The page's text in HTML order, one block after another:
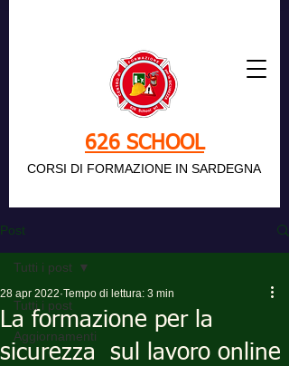
626 SCHOOL
CORSI DI FORMAZIONE IN SARDEGNA
Post
Tutti i post
Aggiornamenti
Tutti i post
La formazione per la
sicurezza sul lavoro online
28 apr 2022 Tempo di lettura: 3 min